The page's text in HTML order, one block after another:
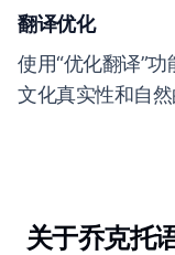
翻译优化
使用“优化翻译”
文化真实性和自然
关于乔克托